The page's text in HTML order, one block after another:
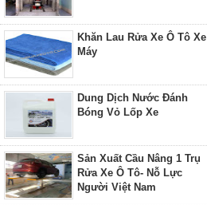
Khăn Lau Rửa Xe Ô Tô Xe
Máy
Dung Dịch Nước Đánh
Bóng Vỏ Lốp Xe
Sản Xuất Cầu Nâng 1 Trụ
Rửa Xe Ô Tô- Nỗ Lực
Người Việt Nam